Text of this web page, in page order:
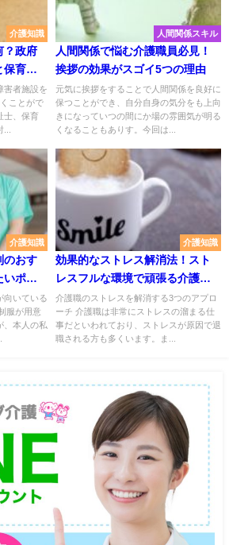
介護知識
？政府
保育士
害者施設を
ことがで
士、保育
人間関係スキル
人間関係で悩む介護職員必見！
挨拶の効果がスゴイ5つの理由
元気に挨拶をすることで人間関係を良好に
保つことができ、自分自身の気分をも上向
きになっていつの間にか場の雰囲気が明る
くなることもありす。今回は...
介護知識
のおす
いポイ
向いている
服が用意
、本人の私
介護知識
効果的なストレス解消法！スト
レスフルな環境で頑張る介護職
員へ
介護職のストレスを解消する3つのアプロ
ーチ 介護職は非常にストレスの溜まる仕
事だといわれており、ストレスが原因で退
職される方も多くいます。ま...